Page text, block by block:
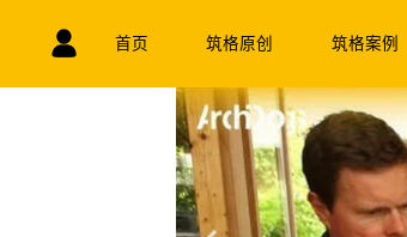
首页 筑格原创 筑格案例